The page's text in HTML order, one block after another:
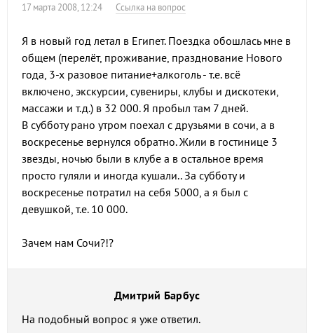
17 марта 2008, 12:24 Ссылка на вопрос
Я в новый год летал в Египет. Поездка обошлась мне в
общем (перелёт, проживание, празднование Нового
года, 3-х разовое питание+алкоголь - т.е. всё
включено, экскурсии, сувениры, клубы и дискотеки,
массажи и т.д.) в 32 000. Я пробыл там 7 дней.
В субботу рано утром поехал с друзьями в сочи, а в
воскресенье вернулся обратно. Жили в гостинице 3
звезды, ночью были в клубе а в остальное время
просто гуляли и иногда кушали.. За субботу и
воскресенье потратил на себя 5000, а я был с
девушкой, т.е. 10 000.
Зачем нам Сочи?!?
Дмитрий Барбус
На подобный вопрос я уже ответил.